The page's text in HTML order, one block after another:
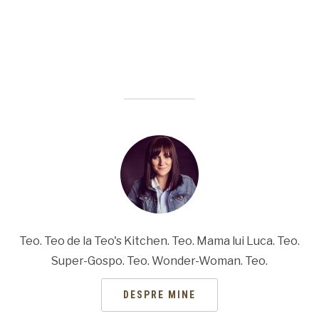
Teo. Teo de la Teo's Kitchen. Teo. Mama lui Luca. Teo.
Super-Gospo. Teo. Wonder-Woman. Teo.
DESPRE MINE